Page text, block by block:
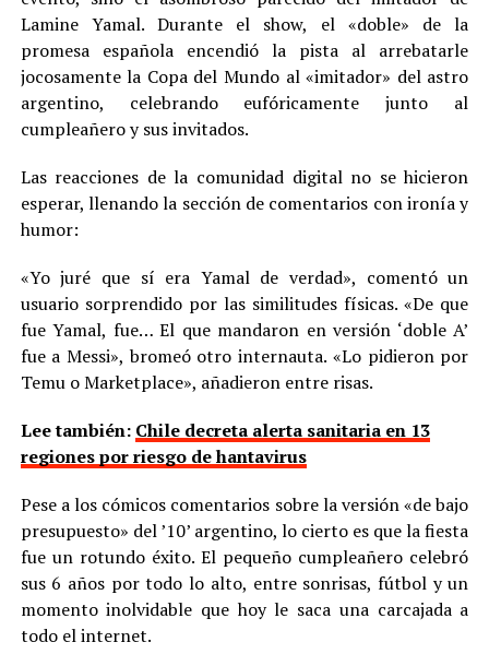
Lamine Yamal. Durante el show, el «doble» de la
promesa española encendió la pista al arrebatarle
jocosamente la Copa del Mundo al «imitador» del astro
argentino, celebrando eufóricamente junto al
cumpleañero y sus invitados.
Las reacciones de la comunidad digital no se hicieron
esperar, llenando la sección de comentarios con ironía y
humor:
«Yo juré que sí era Yamal de verdad», comentó un
usuario sorprendido por las similitudes físicas. «De que
fue Yamal, fue… El que mandaron en versión ‘doble A’
fue a Messi», bromeó otro internauta. «Lo pidieron por
Temu o Marketplace», añadieron entre risas.
Lee también: Chile decreta alerta sanitaria en 13
regiones por riesgo de hantavirus
Pese a los cómicos comentarios sobre la versión «de bajo
presupuesto» del ’10’ argentino, lo cierto es que la fiesta
fue un rotundo éxito. El pequeño cumpleañero celebró
sus 6 años por todo lo alto, entre sonrisas, fútbol y un
momento inolvidable que hoy le saca una carcajada a
todo el internet.